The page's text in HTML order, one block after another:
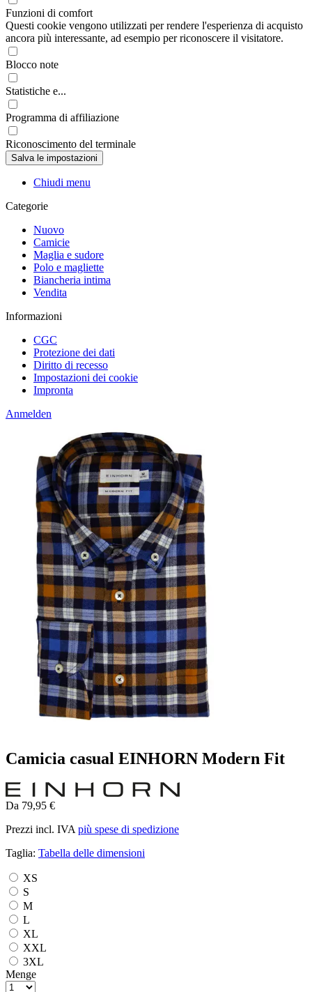
Funzioni di comfort
Questi cookie vengono utilizzati per rendere l'esperienza di acquisto
ancora più interessante, ad esempio per riconoscere il visitatore.
Blocco note
Statistiche e...
Programma di affiliazione
Riconoscimento del terminale
Chiudi menu
Categorie
Nuovo
Camicie
Maglia e sudore
Polo e magliette
Biancheria intima
Vendita
Informazioni
CGC
Protezione dei dati
Diritto di recesso
Impostazioni dei cookie
Impronta
Anmelden
Camicia casual EINHORN Modern Fit
Da 79,95 €
Prezzi incl. IVA più spese di spedizione
Taglia: Tabella delle dimensioni
XS
S
M
L
XL
XXL
3XL
Menge